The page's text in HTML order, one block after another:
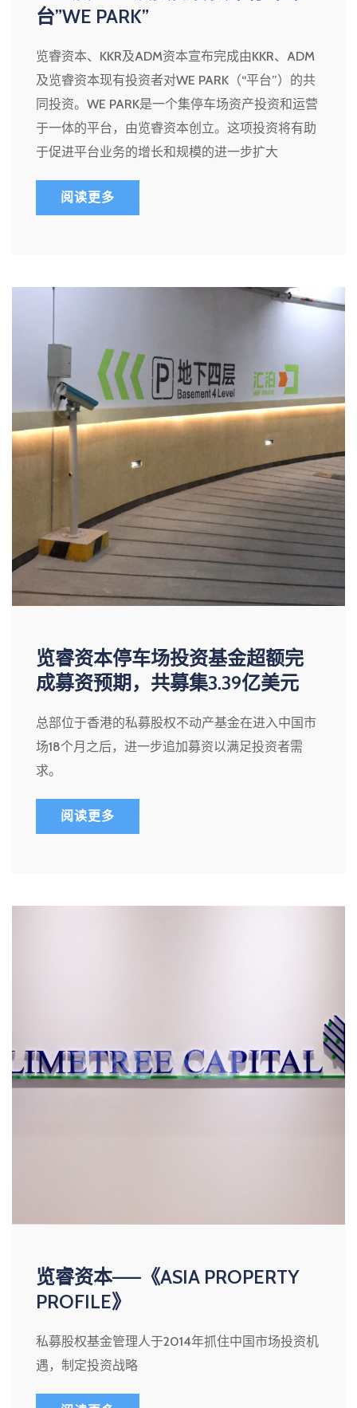
台”WE PARK”
览睿资本、KKR及ADM资本宣布完成由KKR、ADM
及览睿资本现有投资者对WE PARK（“平台”）的共
同投资。WE PARK是一个集停车场资产投资和运营
于一体的平台，由览睿资本创立。这项投资将有助
于促进平台业务的增长和规模的进一步扩大
阅读更多
览睿资本停车场投资基金超额完
成募资预期，共募集3.39亿美元
总部位于香港的私募股权不动产基金在进入中国市
场18个月之后，进一步追加募资以满足投资者需
求。
阅读更多
览睿资本——《ASIA PROPERTY
PROFILE》
私募股权基金管理人于2014年抓住中国市场投资机
遇，制定投资战略